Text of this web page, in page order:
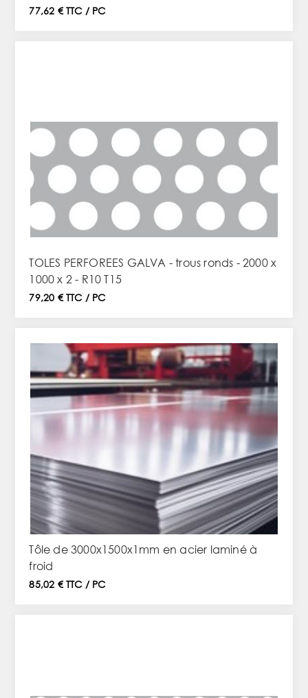
77,62 € TTC / PC
TOLES PERFOREES GALVA - trous ronds - 2000 x
1000 x 2 - R10 T15
79,20 € TTC / PC
Tôle de 3000x1500x1mm en acier laminé à
froid
85,02 € TTC / PC